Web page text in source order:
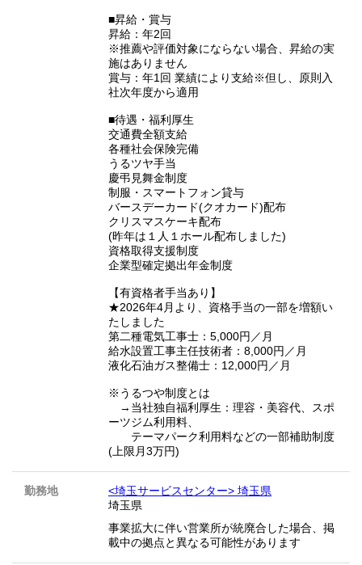
■昇給・賞与
昇給：年2回
※推薦や評価対象にならない場合、昇給の実
施はありません
賞与：年1回 業績により支給※但し、原則入
社次年度から適用
■待遇・福利厚生
交通費全額支給
各種社会保険完備
うるツヤ手当
慶弔見舞金制度
制服・スマートフォン貸与
バースデーカード(クオカード)配布
クリスマスケーキ配布
(昨年は１人１ホール配布しました)
資格取得支援制度
企業型確定拠出年金制度
【有資格者手当あり】
★2026年4月より、資格手当の一部を増額い
たしました
第二種電気工事士：5,000円／月
給水設置工事主任技術者：8,000円／月
液化石油ガス整備士：12,000円／月
※うるつや制度とは
→当社独自福利厚生：理容・美容代、スポ
ーツジム利用料、
テーマパーク利用料などの一部補助制度
(上限月3万円)
勤務地
<埼玉サービスセンター> 埼玉県
埼玉県
事業拡大に伴い営業所が統廃合した場合、掲
載中の拠点と異なる可能性があります